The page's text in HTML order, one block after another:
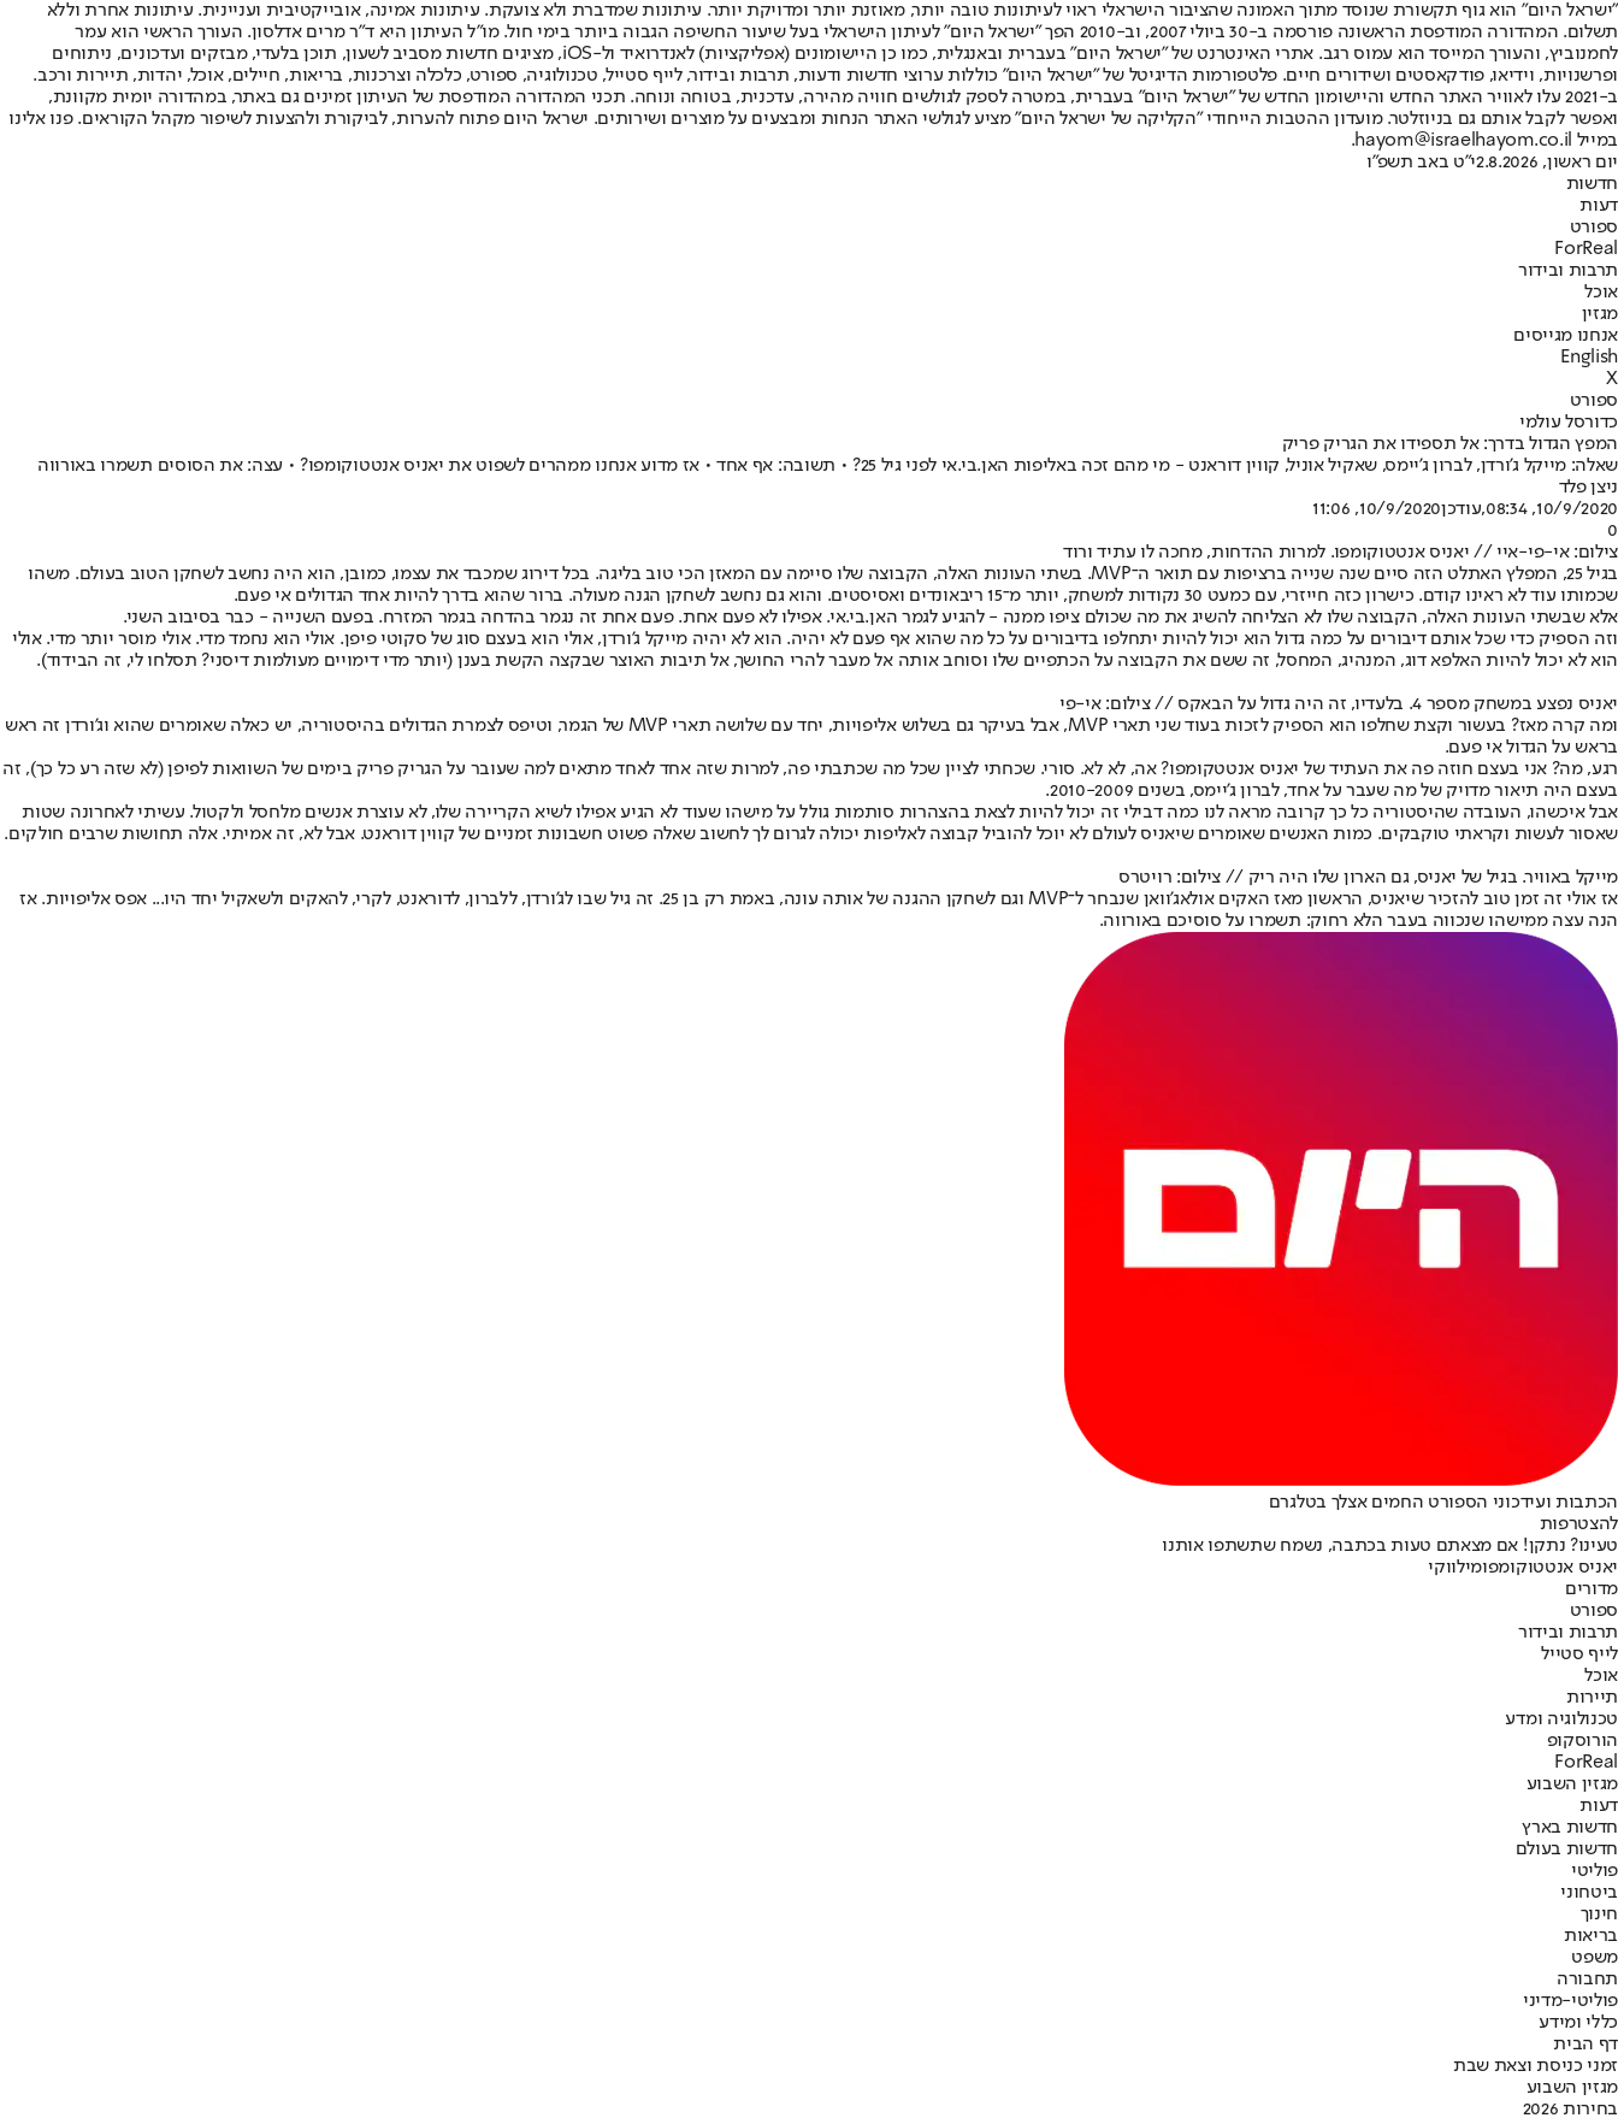
"ישראל היום" הוא גוף תקשורת שנוסד מתוך האמונה שהציבור הישראלי ראוי לעיתונות טובה יותר, מאוזנת יותר ומדויקת יותר. עיתונות שמדברת ולא צועקת. עיתונות אמינה, אובייקטיבית ועניינית. עיתונות אחרת וללא
תשלום. המהדורה המודפסת הראשונה פורסמה ב-30 ביולי 2007, וב-2010 הפך "ישראל היום" לעיתון הישראלי בעל שיעור החשיפה הגבוה ביותר בימי חול. מו"ל העיתון היא ד"ר מרים אדלסון. העורך הראשי הוא עמר
לחמנוביץ, והעורך המייסד הוא עמוס רגב. אתרי האינטרנט של "ישראל היום" בעברית ובאנגלית, כמו כן היישומונים (אפליקציות) לאנדרואיד ול-iOS, מציגים חדשות מסביב לשעון, תוכן בלעדי, מבזקים ועדכונים, ניתוחים
ופרשנויות, וידיאו, פודקאסטים ושידורים חיים. פלטפורמות הדיגיטל של "ישראל היום" כוללות ערוצי חדשות ודעות, תרבות ובידור, לייף סטייל, טכנולוגיה, ספורט, כלכלה וצרכנות, בריאות, חיילים, אוכל, יהדות, תיירות ורכב.
ב-2021 עלו לאוויר האתר החדש והיישומון החדש של "ישראל היום" בעברית, במטרה לספק לגולשים חוויה מהירה, עדכנית, בטוחה ונוחה. תכני המהדורה המודפסת של העיתון זמינים גם באתר, במהדורה יומית מקוונת,
ואפשר לקבל אותם גם בניוזלטר. מועדון ההטבות הייחודי "הקליקה של ישראל היום" מציע לגולשי האתר הנחות ומבצעים על מוצרים ושירותים. ישראל היום פתוח להערות, לביקורת ולהצעות לשיפור מקהל הקוראים. פנו אלינו
במייל hayom@israelhayom.co.il.
יום ראשון, 2.8.2026
י"ט באב תשפ"ו
חדשות
דעות
ספורט
ForReal
תרבות ובידור
אוכל
מגזין
אנחנו מגייסים
English
X
ספורט
כדורסל עולמי
המפץ הגדול בדרך: אל תספידו את הגריק פריק
שאלה: מייקל ג'ורדן, לברון ג'יימס, שאקיל אוניל, קווין דוראנט - מי מהם זכה באליפות האן.בי.אי לפני גיל 25? • תשובה: אף אחד • אז מדוע אנחנו ממהרים לשפוט את יאניס אנטטוקומפו? • עצה: את הסוסים תשמרו באורווה
ניצן פלד
10/9/2020, 08:34
,עודכן10/9/2020, 11:06
0
צילום: אי-פי-איי // יאניס אנטטוקומפו. למרות ההדחות, מחכה לו עתיד ורוד
בגיל 25, המפלץ האתלט הזה סיים שנה שנייה ברציפות עם תואר ה־MVP. בשתי העונות האלה, הקבוצה שלו סיימה עם המאזן הכי טוב בליגה. בכל דירוג שמכבד את עצמו, כמובן, הוא היה נחשב לשחקן הטוב בעולם. משהו
שכמותו עוד לא ראינו קודם. כישרון כזה חייזרי, עם כמעט 30 נקודות למשחק, יותר מ־15 ריבאונדים ואסיסטים. והוא גם נחשב לשחקן הגנה מעולה. ברור שהוא בדרך להיות אחד הגדולים אי פעם.
אלא שבשתי העונות האלה, הקבוצה שלו לא הצליחה להשיג את מה שכולם ציפו ממנה - להגיע לגמר האן.בי.אי. אפילו לא פעם אחת. פעם אחת זה נגמר בהדחה בגמר המזרח. בפעם השנייה - כבר בסיבוב השני.
וזה הספיק כדי שכל אותם דיבורים על כמה גדול הוא יכול להיות יתחלפו בדיבורים על כל מה שהוא אף פעם לא יהיה. הוא לא יהיה מייקל ג'ורדן, אולי הוא בעצם סוג של סקוטי פיפן. אולי הוא נחמד מדי. אולי מוסר יותר מדי. אולי
הוא לא יכול להיות האלפא דוג, המנהיג, המחסל, זה ששם את הקבוצה על הכתפיים שלו וסוחב אותה אל מעבר להרי החושך, אל תיבות האוצר שבקצה הקשת בענן (יותר מדי דימויים מעולמות דיסני? תסלחו לי, זה הבידוד).
יאניס נפצע במשחק מספר 4. בלעדיו, זה היה גדול על הבאקס // צילום: אי-פי
ומה קרה מאז? בעשור וקצת שחלפו הוא הספיק לזכות בעוד שני תארי MVP, אבל בעיקר גם בשלוש אליפויות, יחד עם שלושה תארי MVP של הגמר, וטיפס לצמרת הגדולים בהיסטוריה, יש כאלה שאומרים שהוא וג'ורדן זה ראש
בראש על הגדול אי פעם.
רגע, מה? אני בעצם חוזה פה את העתיד של יאניס אנטטקומפו? אה, לא לא. סורי. שכחתי לציין שכל מה שכתבתי פה, למרות שזה אחד לאחד מתאים למה שעובר על הגריק פריק בימים של השוואות לפיפן (לא שזה רע כל כך), זה
בעצם היה תיאור מדויק של מה שעבר על אחד, לברון ג'יימס, בשנים 2010-2009.
אבל איכשהו, העובדה שהיסטוריה כל כך קרובה מראה לנו כמה דבילי זה יכול להיות לצאת בהצהרות סותמות גולל על מישהו שעוד לא הגיע אפילו לשיא הקריירה שלו, לא עוצרת אנשים מלחסל ולקטול. עשיתי לאחרונה שטות
שאסור לעשות וקראתי טוקבקים. כמות האנשים שאומרים שיאניס לעולם לא יוכל להוביל קבוצה לאליפות יכולה לגרום לך לחשוב שאלה פשוט חשבונות זמניים של קווין דוראנט. אבל לא, זה אמיתי. אלה תחושות שרבים חולקים.
מייקל באוויר. בגיל של יאניס, גם הארון שלו היה ריק // צילום: רויטרס
אז אולי זה זמן טוב להזכיר שיאניס, הראשון מאז האקים אולאג'וואן שנבחר ל־MVP וגם לשחקן ההגנה של אותה עונה, באמת רק בן 25. זה גיל שבו לג'ורדן, ללברון, לדוראנט, לקרי, להאקים ולשאקיל יחד היו... אפס אליפויות. אז
הנה עצה ממישהו שנכווה בעבר הלא רחוק: תשמרו על סוסיכם באורווה.
הכתבות ועידכוני הספורט החמים אצלך בטלגרם
להצטרפות
טעינו? נתקן! אם מצאתם טעות בכתבה, נשמח שתשתפו אותנו
יאניס אנטטוקומפומילווקי
מדורים
ספורט
תרבות ובידור
לייף סטייל
אוכל
תיירות
טכנולוגיה ומדע
הורוסקופ
ForReal
מגזין השבוע
דעות
חדשות בארץ
חדשות בעולם
פוליטי
ביטחוני
חינוך
בריאות
משפט
תחבורה
פוליטי-מדיני
כללי ומידע
דף הבית
זמני כניסת וצאת שבת
מגזין השבוע
בחירות 2026